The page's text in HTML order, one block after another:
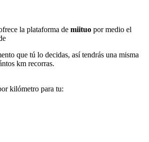
la plataforma de miituo por medio el
que tú lo decidas, así tendrás una misma
km recorras.
kilómetro para tu: